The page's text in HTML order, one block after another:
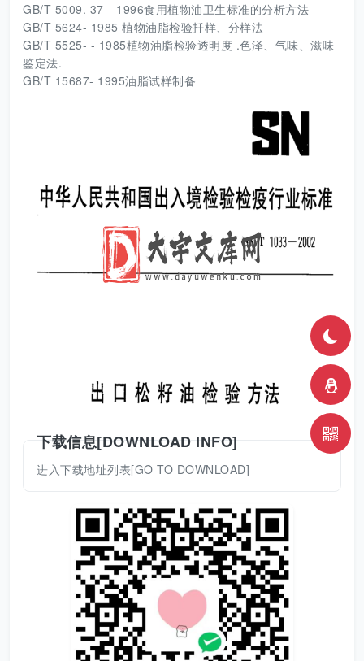
GB/T 5009. 37- -1996食用植物油卫生标准的分析方法
GB/T 5624- 1985 植物油脂检验扦样、分样法
GB/T 5525- - 1985植物油脂检验透明度 .色泽、气味、滋味
鉴定法.
GB/T 15687- 1995油脂试样制备
下载信息[DOWNLOAD INFO]
进入下载地址列表[GO TO DOWNLOAD]